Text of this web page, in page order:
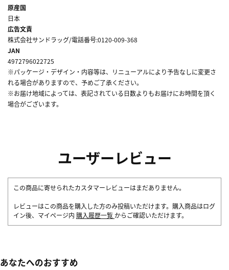
原産国
日本
広告文責
株式会社サンドラッグ/電話番号:0120-009-368
JAN
4972796022725
※パッケージ・デザイン・内容等は、リニューアルにより予告なしに変更さ
れる場合がありますので、予めご了承ください。
※お届け地域によっては、表記されている日数よりもお届けにお時間を頂く
場合がございます。
ユーザーレビュー
この商品に寄せられたカスタマーレビューはまだありません。
レビューはこの商品を購入した方のみ投稿いただけます。購入商品はログ
イン後、マイページ内 購入履歴一覧 からご確認いただけます。
あなたへのおすすめ